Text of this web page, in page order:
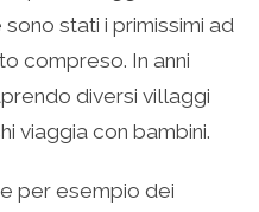
sono stati i primissimi ad
compreso. In anni
diversi villaggi
viaggia con bambini.
per esempio dei